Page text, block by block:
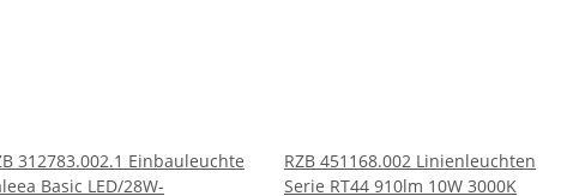
312783.002.1 Einbauleuchte
Basic LED/28W-
RZB 451168.002 Linienleuchten
Serie RT44 910lm 10W 3000K